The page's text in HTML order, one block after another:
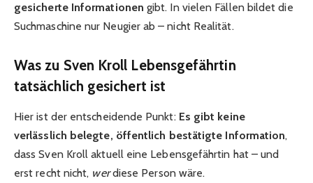
gesicherte Informationen gibt. In vielen Fällen bildet die
Suchmaschine nur Neugier ab – nicht Realität.
Was zu Sven Kroll Lebensgefährtin
tatsächlich gesichert ist
Hier ist der entscheidende Punkt: Es gibt keine
verlässlich belegte, öffentlich bestätigte Information,
dass Sven Kroll aktuell eine Lebensgefährtin hat – und
erst recht nicht, werdiese Person wäre.